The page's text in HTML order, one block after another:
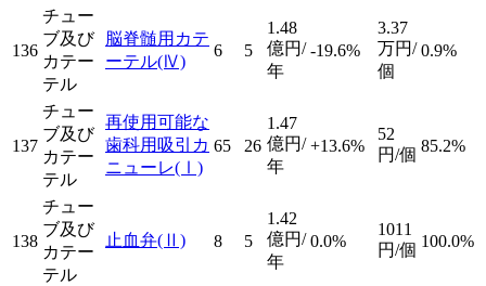
136
チュー
ブ及び
カテー
テル
脳脊髄用カテ
ーテル(Ⅳ)
6 5
1.48
億円/
年
-19.6%
3.37
万円/
個
0.9%
137
チュー
ブ及び
カテー
テル
再使用可能な
歯科用吸引カ
ニューレ(Ⅰ)
65 26
1.47
億円/
年
+13.6%
52
円/個 85.2%
138
チュー
ブ及び
カテー
テル
止血弁(Ⅱ) 8 5
1.42
億円/
年
0.0%
1011
円/個 100.0%